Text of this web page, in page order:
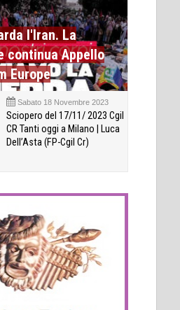
l'Iran. La
continua Appello
Europe
Sabato 18 Novembre 2023
Sciopero del 17/11/ 2023 Cgil
CR Tanti oggi a Milano | Luca
Dell’Asta (FP-Cgil Cr)